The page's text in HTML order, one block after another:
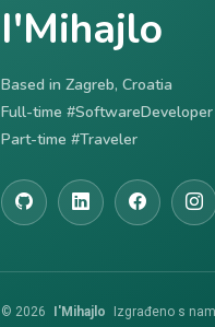
I'Mihajlo
Based in Zagreb, Croatia
Full-time #SoftwareDeveloper
Part-time #Traveler
© 2026 I'Mihajlo Izgrađeno s